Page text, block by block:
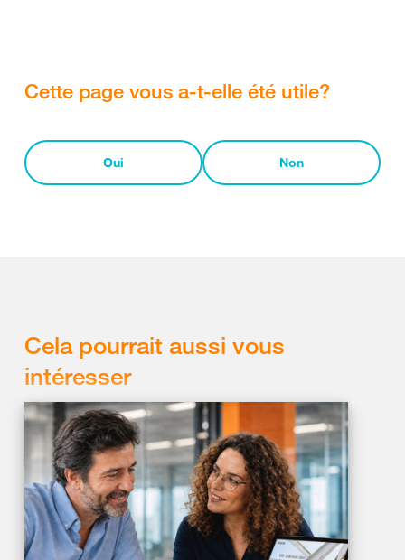
Cette page vous a-t-elle été utile?
Oui Non
Cela pourrait aussi vous
intéresser